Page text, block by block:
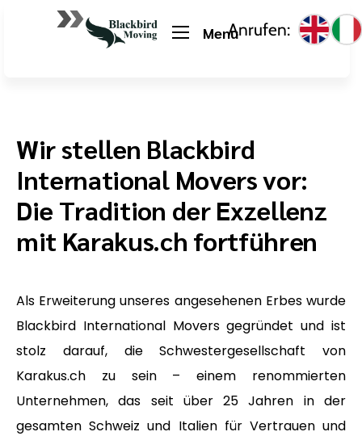
MenuAnrufen:
Wir stellen Blackbird
International Movers vor:
Die Tradition der Exzellenz
mit Karakus.ch fortführen
Als Erweiterung unseres angesehenen Erbes wurde
Blackbird International Movers gegründet und ist
stolz darauf, die Schwestergesellschaft von
Karakus.ch zu sein – einem renommierten
Unternehmen, das seit über 25 Jahren in der
gesamten Schweiz und Italien für Vertrauen und